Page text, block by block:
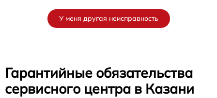
У меня другая неисправность
Гарантийные обязательства
сервисного центра в Казани